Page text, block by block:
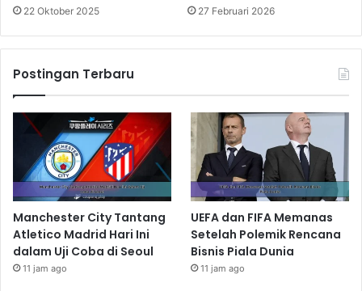
22 Oktober 2025 27 Februari 2026
Postingan Terbaru
Manchester City Tantang
Atletico Madrid Hari Ini
dalam Uji Coba di Seoul
11 jam ago
UEFA dan FIFA Memanas
Setelah Polemik Rencana
Bisnis Piala Dunia
11 jam ago